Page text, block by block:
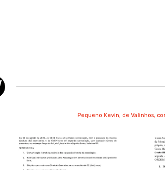
Pequeno Kevin, de Valinhos,